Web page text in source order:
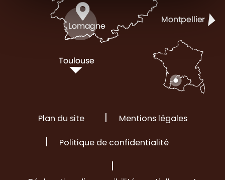
Plan du site Mentions légales
Politique de confidentialité